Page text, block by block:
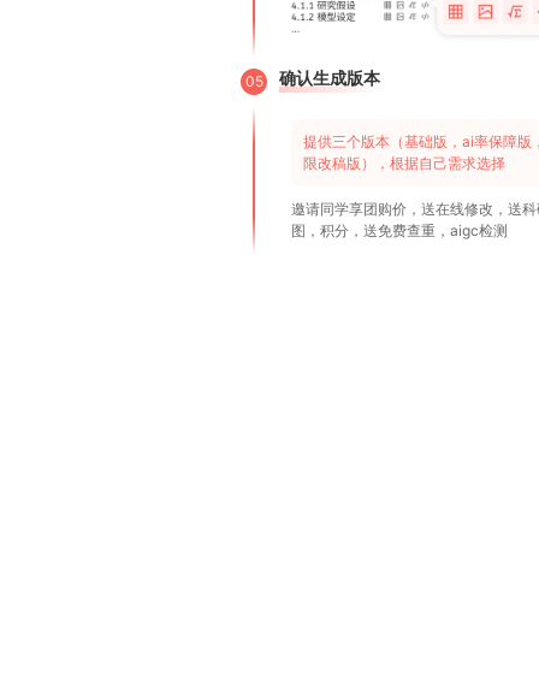
05 确认生成版本
提供三个版本（基础版，ai率保障版
限改稿版），根据自己需求选择
邀请同学享团购价，送在线修改，送
图，积分，送免费查重，aigc检测